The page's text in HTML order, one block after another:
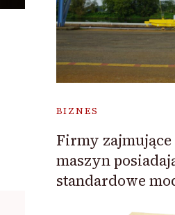
BIZNES
Firmy
maszyn
standardowe